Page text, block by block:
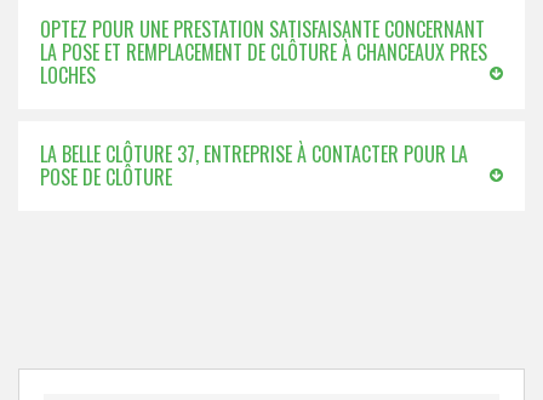
OPTEZ POUR UNE PRESTATION SATISFAISANTE CONCERNANT
LA POSE ET REMPLACEMENT DE CLÔTURE À CHANCEAUX PRES
LOCHES
LA BELLE CLÔTURE 37, ENTREPRISE À CONTACTER POUR LA
POSE DE CLÔTURE